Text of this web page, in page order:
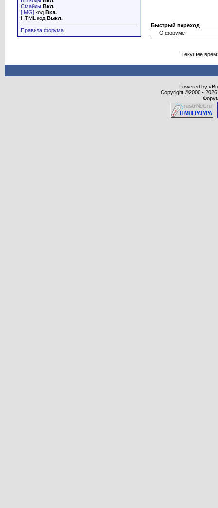
Смайлы Вкл.
[IMG] код Вкл.
HTML код Выкл.
Правила форума
Быстрый переход
Текущее
Powered by
Copyright ©2000 -